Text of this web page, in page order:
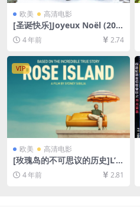
欧美 高清电影
[圣诞快乐]Joyeux Noël (200
5)[百度网盘+迅雷云盘资源10
80P超清未删减][MP4/7.5GB]
[中文字幕]
4 年前 2.74
VIP
欧美 高清电影
[玫瑰岛的不可思议的历史]L’in
credibile storia dell’isola de
lle rose (2020)[百度网盘+迅
4 年前 2.81